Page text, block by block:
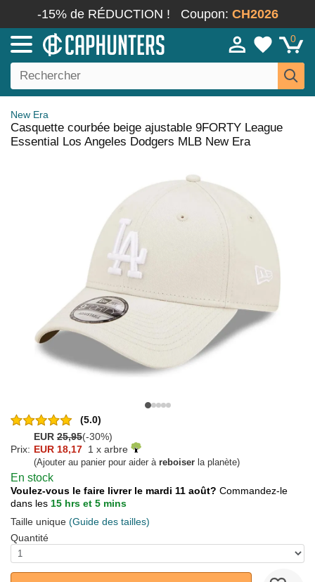
-15% de RÉDUCTION ! Coupon: CH2026
0
New Era
Casquette courbée beige ajustable 9FORTY League
Essential Los Angeles Dodgers MLB New Era
(5.0)
EUR 25,95(-30%)
Prix: EUR 18,17 1 x arbre
(Ajouter au panier pour aider à reboiser la planète)
En stock
Voulez-vous le faire livrer le mardi 11 août? Commandez-le
dans les 15 hrs et 5 mins
Taille unique (Guide des tailles)
Quantité